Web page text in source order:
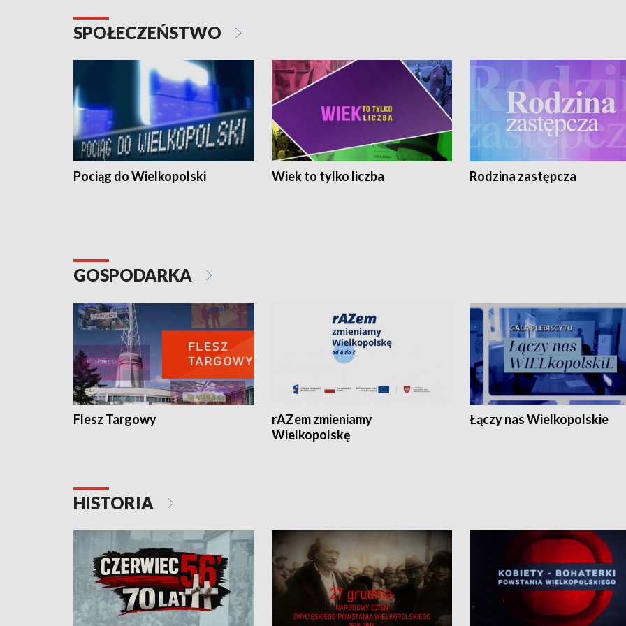
SPOŁECZEŃSTWO
Pociąg do Wielkopolski Wiek to tylko liczba Rodzina zastępcza
GOSPODARKA
Flesz Targowy
rAZem zmieniamy
Wielkopolskę
Łączy nas Wielkopolskie
HISTORIA